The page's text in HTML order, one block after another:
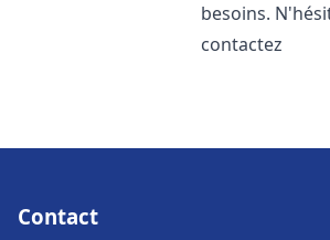
besoins.
contactez
Contact